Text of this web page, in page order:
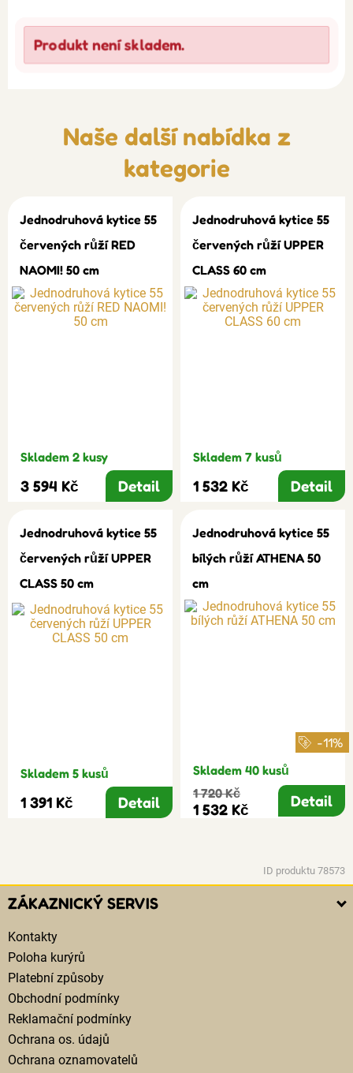
Produkt není skladem.
Naše další nabídka z
kategorie
Jednodruhová kytice 55
červených růží RED
NAOMI! 50 cm
Skladem 2 kusy
3 594 Kč Detail
Jednodruhová kytice 55
červených růží UPPER
CLASS 60 cm
Skladem 7 kusů
1 532 Kč Detail
Jednodruhová kytice 55
červených růží UPPER
CLASS 50 cm
Skladem 5 kusů
1 391 Kč Detail
Jednodruhová kytice 55
bílých růží ATHENA 50
cm
-11%
Skladem 40 kusů
1 720 Kč
1 532 Kč Detail
ID produktu 78573
ZÁKAZNICKÝ SERVIS
Kontakty
Poloha kurýrů
Platební způsoby
Obchodní podmínky
Reklamační podmínky
Ochrana os. údajů
Ochrana oznamovatelů